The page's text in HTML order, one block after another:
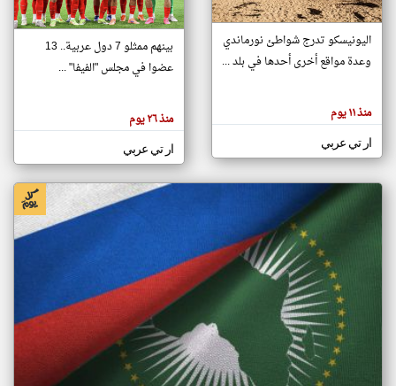
تغيير الدولة
اخبار جزر القمر على مدار الساعة
أهم اخبار جزر القمر العاجلة والمباشرة
هنا عن
وجهة
كاتبيها.
اليونيسكو تدرج شواطئ نورماندي
وعدة مواقع أخرى أحدها في بلد ...
منذ ١١ يوم
ار تي عربي
بينهم ممثلو 7 دول عربية.. 13
عضوا في مجلس "الفيفا" ...
منذ ٢٦ يوم
ار تي عربي
klyoum.com